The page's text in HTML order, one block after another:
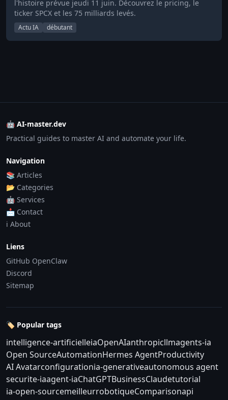
l'histoire prévue jeudi 11 juin. Découvrez le pricing, le
ticker SPCX et les 75 milliards levés.
Actu IA débutant
🤖 AI-master.dev
Practical guides to master AI and automate your life.
Navigation
📚 Articles
📂 Categories
🤖 Services
📩 Contact
ℹ️ About
Liens
GitHub OpenClaw
Discord
Sitemap
🏷️ Popular tags
intelligence-artificielleiaOpenAIanthropicllmagents-ia
Open SourceAutomationHermes AgentProductivity
AI Avatarconfigurationia-generativeautonomous agent
securite-iaagent-iaChatGPTBusinessClaudetutorial
ia-open-sourcemeilleurrobotiqueComparisonapi